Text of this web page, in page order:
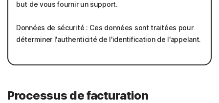
but de vous fournir un support.
Données de sécurité : Ces données sont traitées pour
déterminer l'authenticité de l'identification de l'appelant.
Processus de facturation